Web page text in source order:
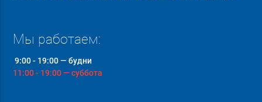
Мы работаем:
9:00 - 19:00 — будни
11:00 - 19:00 — суббота